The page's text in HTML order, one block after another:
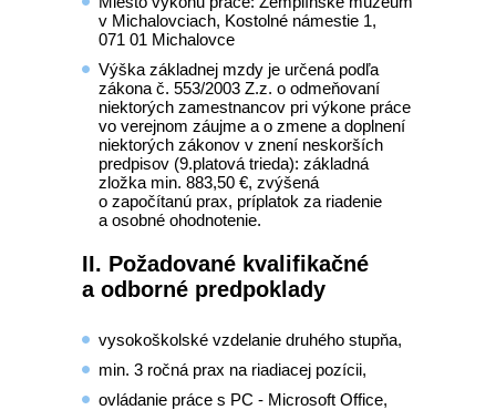
v Michalovciach, Kostolné námestie 1,
071 01 Michalovce
Výška základnej mzdy je určená podľa
zákona č. 553/2003 Z.z. o odmeňovaní
niektorých zamestnancov pri výkone práce
vo verejnom záujme a o zmene a doplnení
niektorých zákonov v znení neskorších
predpisov (9.platová trieda): základná
zložka min. 883,50 €, zvýšená
o započítanú prax, príplatok za riadenie
a osobné ohodnotenie.
II. Požadované kvalifikačné
a odborné predpoklady
vysokoškolské vzdelanie druhého stupňa,
min. 3 ročná prax na riadiacej pozícii,
ovládanie práce s PC - Microsoft Office,